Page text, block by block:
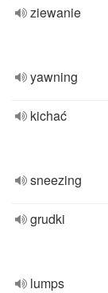
ziewanie
yawning
kichać
sneezing
grudki
lumps